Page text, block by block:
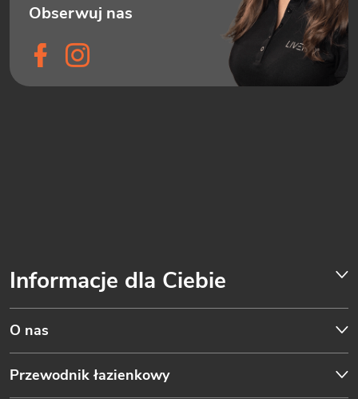
Informacje dla Ciebie
O nas
Przewodnik łazienkowy